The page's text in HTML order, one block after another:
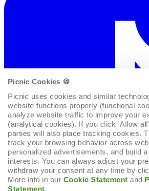
Picnic Cookies 🍪
Picnic uses cookies and similar
website functions properly (functional
analyze website traffic to improve your
(analytical cookies). If you click 'Allow
parties will also place tracking cookies.
track your browsing behavior across
personalized advertisements, and build
interests. You can always adjust your
withdraw your consent at any time by
More info in our Cookie Statement and
Statement.